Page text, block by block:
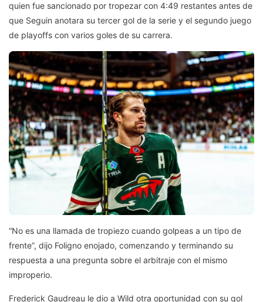
quien fue sancionado por tropezar con 4:49 restantes antes de
que Seguin anotara su tercer gol de la serie y el segundo juego
de playoffs con varios goles de su carrera.
“No es una llamada de tropiezo cuando golpeas a un tipo de
frente”, dijo Foligno enojado, comenzando y terminando su
respuesta a una pregunta sobre el arbitraje con el mismo
improperio.
Frederick Gaudreau le dio a Wild otra oportunidad con su gol